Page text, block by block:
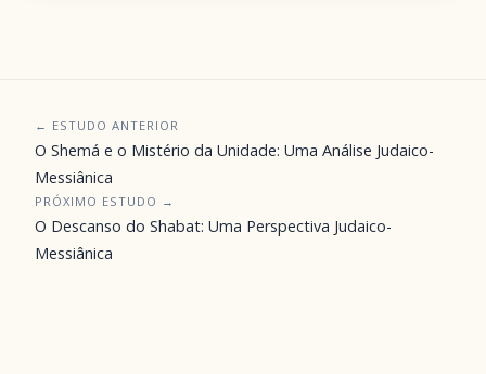
← ESTUDO ANTERIOR
O Shemá e o Mistério da Unidade: Uma Análise Judaico-
Messiânica
PRÓXIMO ESTUDO →
O Descanso do Shabat: Uma Perspectiva Judaico-
Messiânica